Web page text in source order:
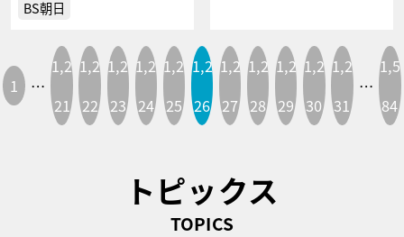
BS朝日
1 …
1,2
21
1,2
22
1,2
23
1,2
24
1,2
25
1,2
26
1,2
27
1,2
28
1,2
29
1,2
30
1,2
31
…
1,5
84
トピックス
TOPICS